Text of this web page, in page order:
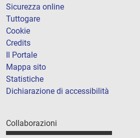
Sicurezza online
Tuttogare
Cookie
Credits
Il Portale
Mappa sito
Statistiche
Dichiarazione di accessibilità
Collaborazioni